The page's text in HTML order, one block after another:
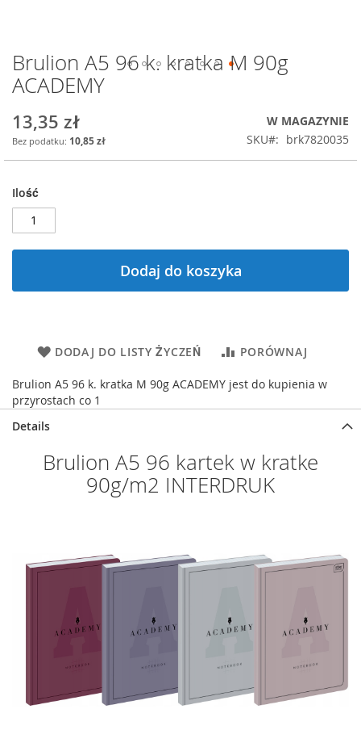
Przejdź
na
początek
Brulion A5 96 k. kratka M 90g
ACADEMY
13,35 zł
10,85 zł
W MAGAZYNIE
SKU
brk7820035
Ilość
Dodaj do koszyka
DODAJ DO LISTY ŻYCZEŃ PORÓWNAJ
Brulion A5 96 k. kratka M 90g ACADEMY jest do kupienia w
przyrostach co 1
Details
Brulion A5 96 kartek w kratke
90g/m2 INTERDRUK